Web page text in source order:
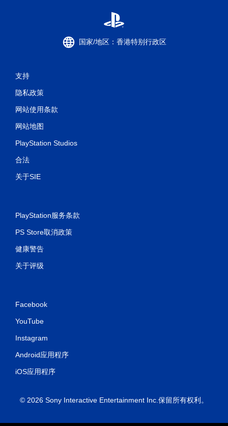
国家/地区：香港特别行政区
支持
隐私政策
网站使用条款
网站地图
PlayStation Studios
合法
关于SIE
PlayStation服务条款
PS Store取消政策
健康警告
关于评级
Facebook
YouTube
Instagram
Android应用程序
iOS应用程序
© 2026 Sony Interactive Entertainment Inc.保留所有权利。